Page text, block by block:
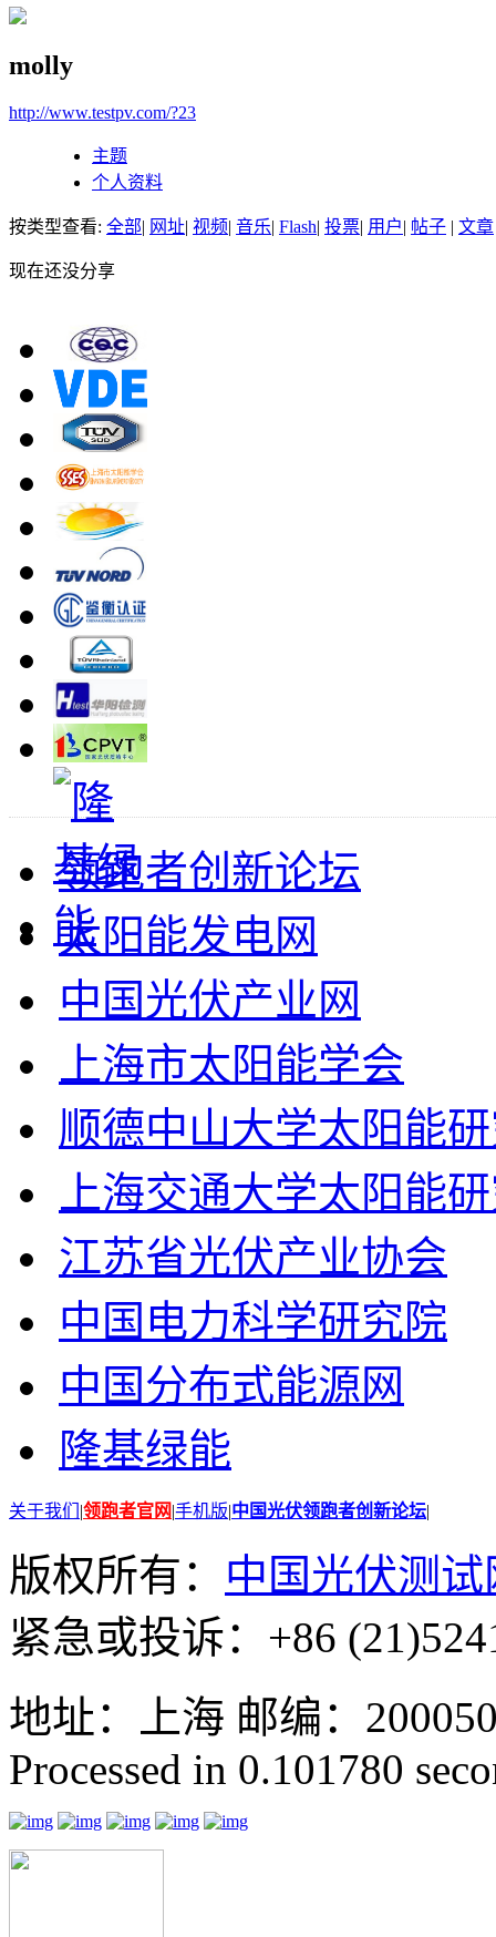
molly
http://www.testpv.com/?23
主题
个人资料
按类型查看: 全部| 网址| 视频| 音乐| Flash| 投票| 用户| 帖子 | 文章
现在还没分享
领跑者创新论坛
太阳能发电网
中国光伏产业网
上海市太阳能学会
顺德中山大学太阳能
上海交通大学太阳能
江苏省光伏产业协会
中国电力科学研究院
中国分布式能源网
隆基绿能
关于我们 |领跑者官网|手机版|中国光伏领跑者创新论坛|
版权所有： 中国光伏测试
紧急或投诉：+86
地址：上海 邮编：
Processed in 0.101780